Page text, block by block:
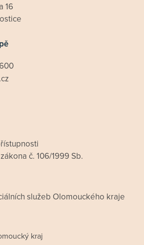
16
č. 106/1999 Sb.
služeb Olomouckého kraje
kraj